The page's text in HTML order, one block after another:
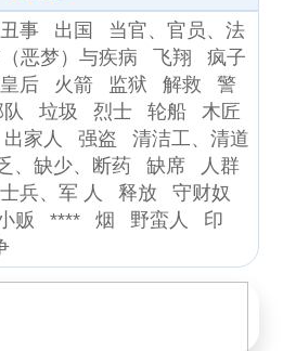
事 出国
当官、官员、法
恶梦）与疾病 飞翔
疯子
皇后 火箭 监狱 解救
警
垃圾 烈士 轮船
木匠
家人 强盗
清洁工、清道
、缺少、断药 缺席
人群
士兵、军 人 释放
守财奴
贩 **** 烟 野蛮人
印